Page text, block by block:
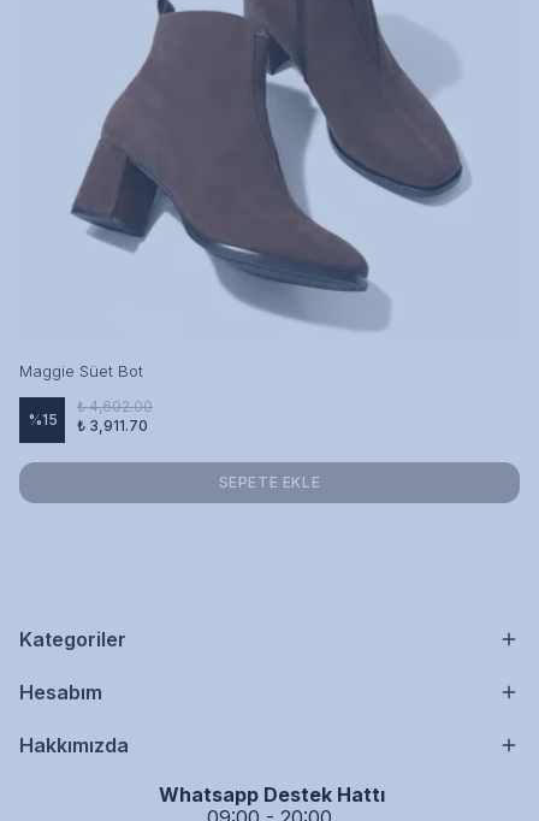
Maggie Süet Bot
%15
₺ 4,602.00
₺ 3,911.70
SEPETE EKLE
Kategoriler
Hesabım
Hakkımızda
Whatsapp Destek Hattı